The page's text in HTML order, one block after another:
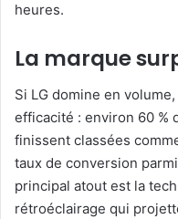
heures.
La marque
Si LG domine en
efficacité : environ 60 %
finissent classées
taux de conversion
principal atout est la
rétroéclairage qui